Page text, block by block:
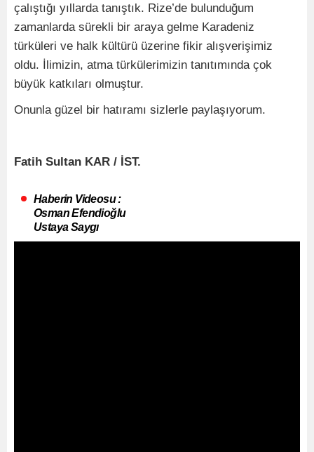
çalıştığı yıllarda tanıştık. Rize’de bulunduğum
zamanlarda sürekli bir araya gelme Karadeniz
türküleri ve halk kültürü üzerine fikir alışverişimiz
oldu. İlimizin, atma türkülerimizin tanıtımında çok
büyük katkıları olmuştur.
Onunla güzel bir hatıramı sizlerle paylaşıyorum.
Fatih Sultan KAR / İST.
Haberin Videosu :
Osman Efendioğlu
Ustaya Saygı